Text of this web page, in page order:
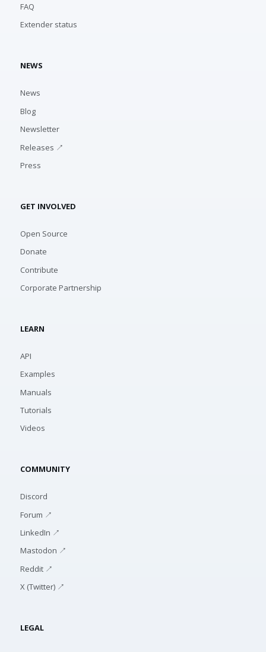
FAQ
Extender status
NEWS
News
Blog
Newsletter
Releases ↗
Press
GET INVOLVED
Open Source
Donate
Contribute
Corporate Partnership
LEARN
API
Examples
Manuals
Tutorials
Videos
COMMUNITY
Discord
Forum ↗
LinkedIn ↗
Mastodon ↗
Reddit ↗
X (Twitter) ↗
LEGAL